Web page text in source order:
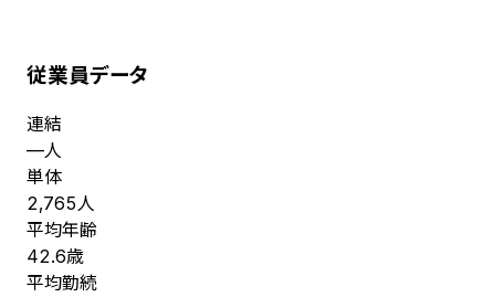
従業員データ
連結
—人
単体
2,765 人
平均年齢
42.6歳
平均勤続